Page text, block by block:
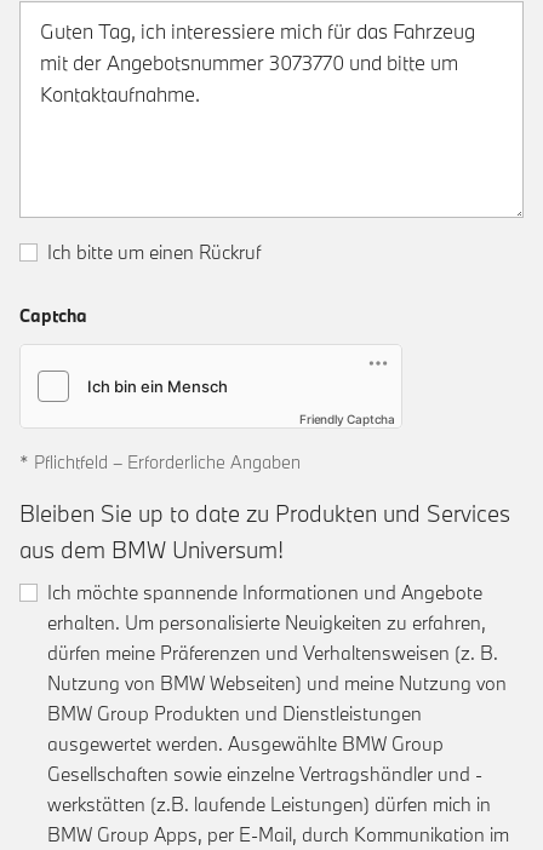
Ich bitte um einen Rückruf
Captcha
Friendly Captcha
* Pflichtfeld – Erforderliche Angaben
Bleiben Sie up to date zu Produkten und Services
aus dem BMW Universum!
Ich möchte spannende Informationen und Angebote
erhalten. Um personalisierte Neuigkeiten zu erfahren,
dürfen meine Präferenzen und Verhaltensweisen (z. B.
Nutzung von BMW Webseiten) und meine Nutzung von
BMW Group Produkten und Dienstleistungen
ausgewertet werden. Ausgewählte BMW Group
Gesellschaften sowie einzelne Vertragshändler und -
werkstätten (z.B. laufende Leistungen) dürfen mich in
BMW Group Apps, per E-Mail, durch Kommunikation im